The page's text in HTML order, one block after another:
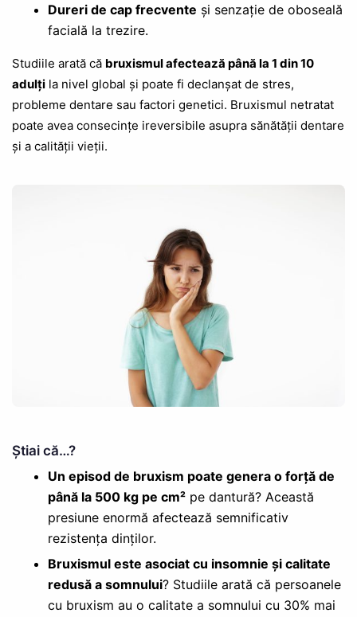
Dureri de cap frecvente și senzație de oboseală
facială la trezire.
Studiile arată că bruxismul afectează până la 1 din 10
adulțila nivel global și poate fi declanșat de stres,
probleme dentare sau factori genetici. Bruxismul netratat
poate avea consecințe ireversibile asupra sănătății dentare
și a calității vieții.
Știai că…?
Un episod de bruxism poate genera o forță de
până la 500 kg pe cm²pe dantură? Această
presiune enormă afectează semnificativ
rezistența dinților.
Bruxismul este asociat cu insomnie și calitate
redusă a somnului? Studiile arată că persoanele
cu bruxism au o calitate a somnului cu 30% mai